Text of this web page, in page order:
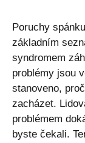
Poruchy
základním
syndromem
problémy jsou
stanoveno,
zacházet.
problémem
byste čekali.